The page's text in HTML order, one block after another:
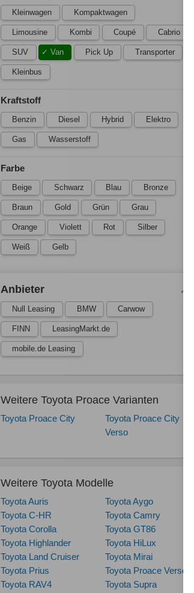
Kleinwagen Kompaktwagen
Limousine Kombi Coupé Cabrio
SUV Van Pick Up Transporter
Kleinbus
Kraftstoff
Benzin Diesel Hybrid Elektro
Gas Wasserstoff
Farbe
Beige Schwarz Blau Bronze
Braun Gold Grün Grau
Orange Violett Rot Silber
Weiß Gelb
Anbieter
Null Leasing BMW Carwow
FINN LeasingMarkt.de
mobile.de Leasing
Weitere Toyota Proace Varianten
Toyota Proace City
Toyota Proace City
Verso
Weitere Toyota Modelle
Toyota Auris
Toyota Aygo
Toyota C-HR
Toyota Camry
Toyota Corolla
Toyota GT86
Toyota Highlander
Toyota HiLux
Toyota Land Cruiser
Toyota Mirai
Toyota Prius
Toyota Proace Verso
Toyota RAV4
Toyota Supra